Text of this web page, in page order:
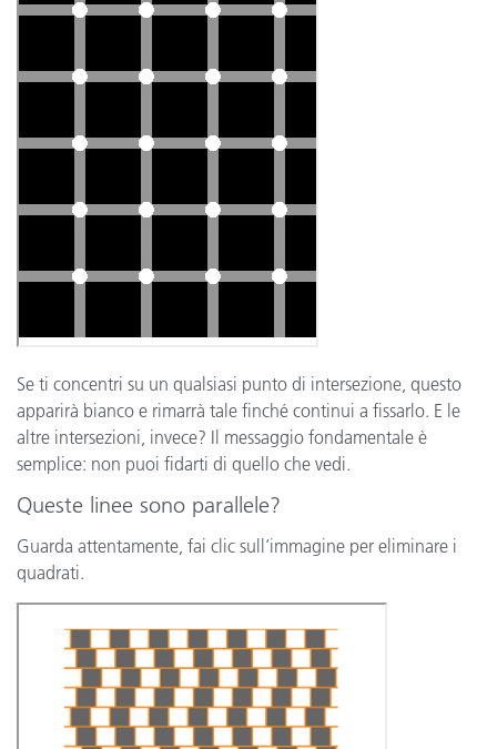
Se ti concentri su un qualsiasi punto di intersezione, questo
apparirà bianco e rimarrà tale finché continui a fissarlo. E le
altre intersezioni, invece? Il messaggio fondamentale è
semplice: non puoi fidarti di quello che vedi.
Queste linee sono parallele?
Guarda attentamente, fai clic sull’immagine per eliminare i
quadrati.